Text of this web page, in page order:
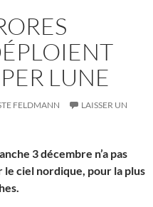
LUNE
FELDMANN
LAISSER UN
3 décembre n’a pas
le ciel nordique, pour la plus